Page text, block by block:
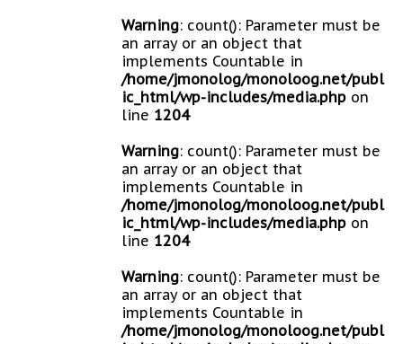
Warning: count(): Parameter must be
an array or an object that
implements Countable in
/home/jmonolog/monoloog.net/publ
ic_html/wp-includes/media.php on
line 1204
Warning: count(): Parameter must be
an array or an object that
implements Countable in
/home/jmonolog/monoloog.net/publ
ic_html/wp-includes/media.php on
line 1204
Warning: count(): Parameter must be
an array or an object that
implements Countable in
/home/jmonolog/monoloog.net/publ